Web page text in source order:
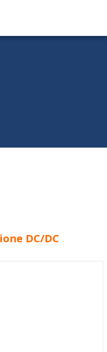
DC/DC